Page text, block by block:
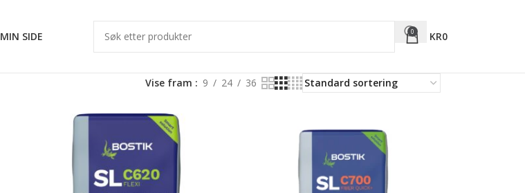
MIN SIDE 0 KR0
Vise fram 9 24 36